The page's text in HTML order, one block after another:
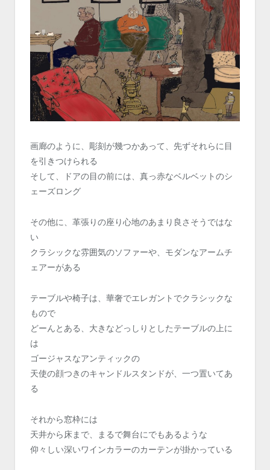
画廊のように、彫刻が幾つかあって、先ずそれらに目
を引きつけられる
そして、ドアの目の前には、真っ赤なベルベットのシ
ェーズロング
その他に、革張りの座り心地のあまり良さそうではな
い
クラシックな雰囲気のソファーや、モダンなアームチ
ェアーがある
テーブルや椅子は、華奢でエレガントでクラシックな
もので
どーんとある、大きなどっしりとしたテーブルの上に
は
ゴージャスなアンティックの
天使の顔つきのキャンドルスタンドが、一つ置いてあ
る
それから窓枠には
天井から床まで、まるで舞台にでもあるような
仰々しい深いワインカラーのカーテンが掛かっている